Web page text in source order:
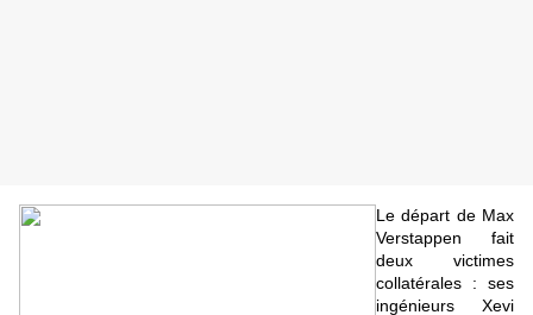
Le départ de Max
Verstappen fait
deux victimes
collatérales : ses
ingénieurs Xevi